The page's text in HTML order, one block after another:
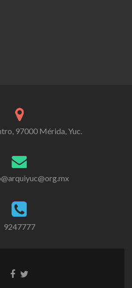
97000 Mérida, Yuc.
9247777